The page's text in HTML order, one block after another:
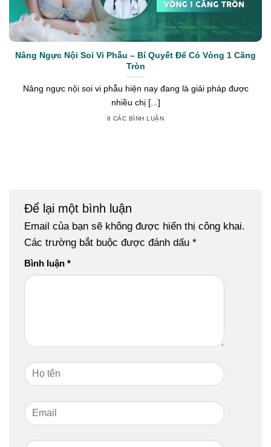
Nâng Ngực Nội Soi Vi Phẫu – Bí Quyết Để Có Vòng 1 Căng
Tròn
Nâng ngực nội soi vi phẫu hiện nay đang là giải pháp được
nhiều chị [...]
8 CÁC BÌNH LUẬN
Để lại một bình luận
Email của bạn sẽ không được hiển thị công khai.
Các trường bắt buộc được đánh dấu *
Bình luận *